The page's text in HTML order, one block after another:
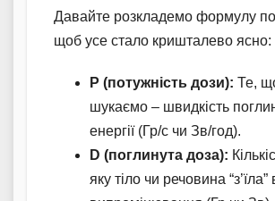
Давайте розкладемо формулу по
щоб усе стало кришталево ясно:
P (потужність дози): Те,
шукаємо – швидкість
енергії (Гр/с чи Зв/год).
D (поглинута доза):
яку тіло чи речовина “з’їла”